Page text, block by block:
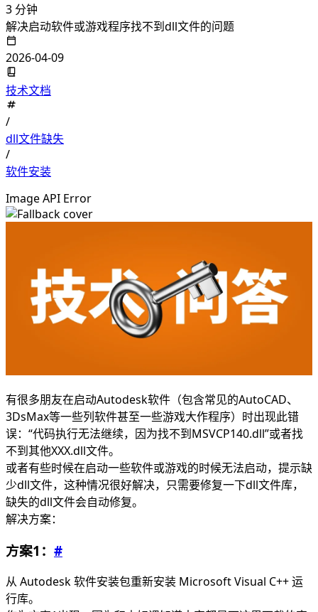
3 分钟
解决启动软件或游戏程序找不到dll文件的问题
2026-04-09
技术文档
/
dll文件缺失
/
软件安装
Image API Error
有很多朋友在启动Autodesk软件（包含常见的AutoCAD、
3DsMax等一些列软件甚至一些游戏大作程序）时出现此错
误：“代码执行无法继续，因为找不到MSVCP140.dll”或者找
不到其他XXX.dll文件。
或者有些时候在启动一些软件或游戏的时候无法启动，提示缺
少dll文件，这种情况很好解决，只需要修复一下dll文件库，
缺失的dll文件会自动修复。
解决方案：
方案1： #
从 Autodesk 软件安装包重新安装 Microsoft Visual C++ 运
行库。